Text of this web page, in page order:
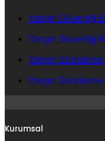
Yangın Güvenliği
Yangın Güvenliği
Yangın
Yangın
Kurumsal